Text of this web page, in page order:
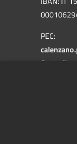
PEC: